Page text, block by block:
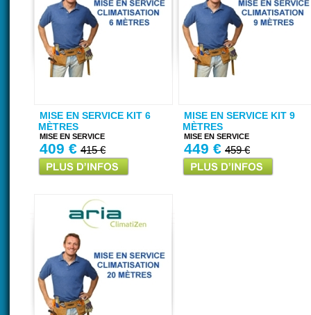
MISE EN SERVICE KIT 6
MÈTRES
MISE EN SERVICE
409 € 415 €
MISE EN SERVICE KIT 9
MÈTRES
MISE EN SERVICE
449 € 459 €